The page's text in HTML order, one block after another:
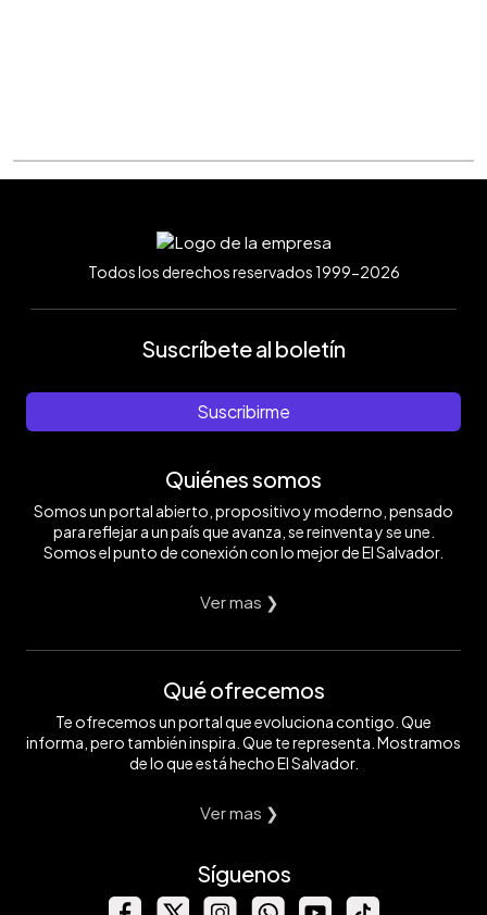
Todos los derechos reservados 1999-2026
Suscríbete al boletín
Suscribirme
Quiénes somos
Somos un portal abierto, propositivo y moderno, pensado
para reflejar a un país que avanza, se reinventa y se une.
Somos el punto de conexión con lo mejor de El Salvador.
Ver mas ❯
Qué ofrecemos
Te ofrecemos un portal que evoluciona contigo. Que
informa, pero también inspira. Que te representa. Mostramos
de lo que está hecho El Salvador.
Ver mas ❯
Síguenos